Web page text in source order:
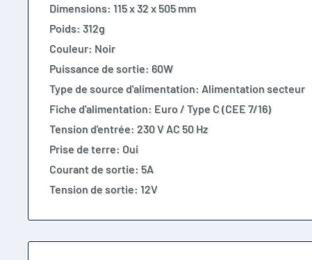
Dimensions: 115 x 32 x 505 mm
Poids: 312g
Couleur: Noir
Puissance de sortie: 60W
Type de source d'alimentation: Alimentation secteur
Fiche d'alimentation: Euro / Type C (CEE 7/16)
Tension d'entrée: 230 V AC 50 Hz
Prise de terre: Oui
Courant de sortie: 5A
Tension de sortie: 12V